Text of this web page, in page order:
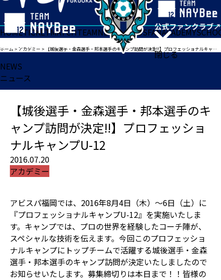
閉じる
HOMETICKETMATCHTEAMNEWSGOODSFANACADEMY
ホーム > アカデミー > 【城後選手・金森選手・邦本選手のキャンプ訪問が決定!!】プロフェッショナルキャンプU-12
NEWS
ニュース
【城後選手・金森選手・邦本選手のキ
ャンプ訪問が決定!!】プロフェッショ
ナルキャンプU-12
2016.07.20
アカデミー
アビスパ福岡では、2016年8月4日（木）〜6日（土）に
『プロフェッショナルキャンプU-12』を実施いたしま
す。キャンプでは、プロの世界を経験したコーチ陣が、
スペシャルな技術を伝えます。今回このプロフェッショ
ナルキャンプにトップチームで活躍する城後選手・金森
選手・邦本選手のキャンプ訪問が決定いたしましたので
お知らせいたします。募集締切りは本日まで！！皆様の